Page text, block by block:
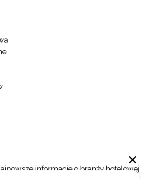
informacje o branży hotelowej